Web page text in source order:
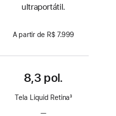
ultraportátil.
A partir de R$ 7.999
8,3 pol.
Tela Liquid Retina3
—Sem